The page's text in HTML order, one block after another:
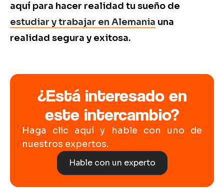
aquí para hacer realidad tu sueño de
estudiar y trabajar en Alemania una
realidad segura y exitosa.
¿Está interesado en
este intercambio?
Haga clic aquí y hable con uno de
nuestros expertos.
Hable con un experto